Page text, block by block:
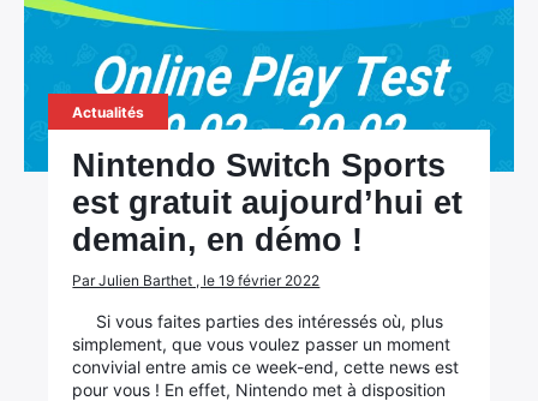
Actualités
Nintendo Switch Sports
est gratuit aujourd’hui et
demain, en démo !
Par Julien Barthet , le 19 février 2022
Si vous faites parties des intéressés où, plus
simplement, que vous voulez passer un moment
convivial entre amis ce week-end, cette news est
pour vous ! En effet, Nintendo met à disposition